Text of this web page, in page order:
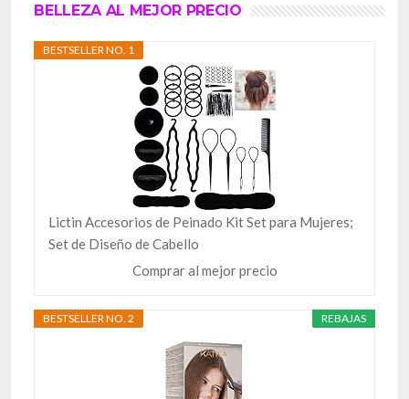
BELLEZA AL MEJOR PRECIO
BESTSELLER NO. 1
Lictin Accesorios de Peinado Kit Set para Mujeres;
Set de Diseño de Cabello
Comprar al mejor precio
REBAJAS
BESTSELLER NO. 2